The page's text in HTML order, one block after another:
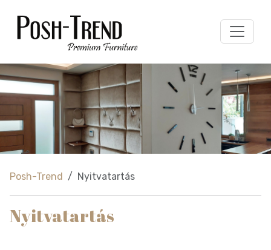
Posh-Trend Nyitvatartás
Nyitvatartás